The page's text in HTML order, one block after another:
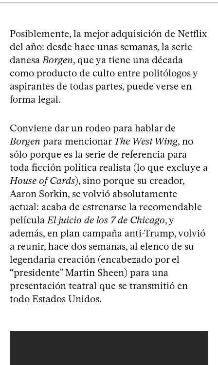
Posiblemente, la mejor adquisición de Netflix
del año: desde hace unas semanas, la serie
danesaBorgen, que ya tiene una década
como producto de culto entre politólogos y
aspirantes de todas partes, puede verse en
forma legal.
Conviene dar un rodeo para hablar de
Borgen para mencionar The West Wing, no
sólo porque es la serie de referencia para
toda ficción política realista (lo que excluye a
House of Cards), sino porque su creador,
Aaron Sorkin, se volvió absolutamente
actual: acaba de estrenarse la recomendable
películaEl juicio de los 7 de Chicago, y
además, en plan campaña anti-Trump, volvió
a reunir, hace dos semanas, al elenco de su
legendaria creación (encabezado por el
“presidente” Martin Sheen) para una
presentación teatral que se transmitió en
todo Estados Unidos.